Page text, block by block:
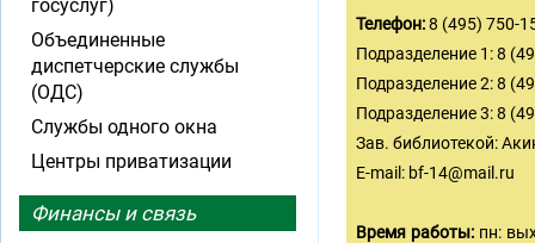
Телефон:8 (495) 750-
Подразделение 1: 8
Подразделение 2: 8
Подразделение 3: 8
Зав. библиотекой:
E-mail: bf-14@mail.ru
Время работы: пн:
госуслуг)
Объединенные
диспетчерские службы
(ОДС)
Службы одного окна
Центры приватизации
Финансы и связь